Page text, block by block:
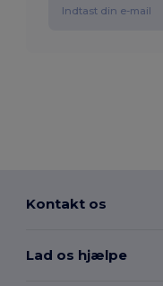
Kontakt os
Lad os hjælpe